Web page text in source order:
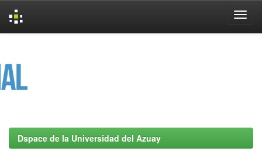
Dspace de la Universidad del Azuay